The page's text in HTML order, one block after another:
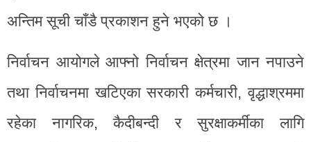
अन्तिम सूची चाँडै प्रकाशन हुने भएको छ ।
निर्वाचन आयोगले आफ्नो निर्वाचन क्षेत्रमा जान नपाउने
तथा निर्वाचनमा खटिएका सरकारी कर्मचारी, वृद्धाश्रममा
रहेका नागरिक, कैदीबन्दी र सुरक्षाकर्मीका लागि